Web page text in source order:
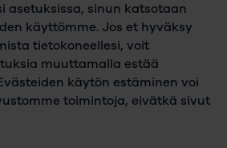
asetuksissa, sinun katsotaan
käyttömme. Jos et hyväksy
tietokoneellesi, voit
muuttamalla estää
käytön estäminen voi
toimintoja, eivätkä sivut